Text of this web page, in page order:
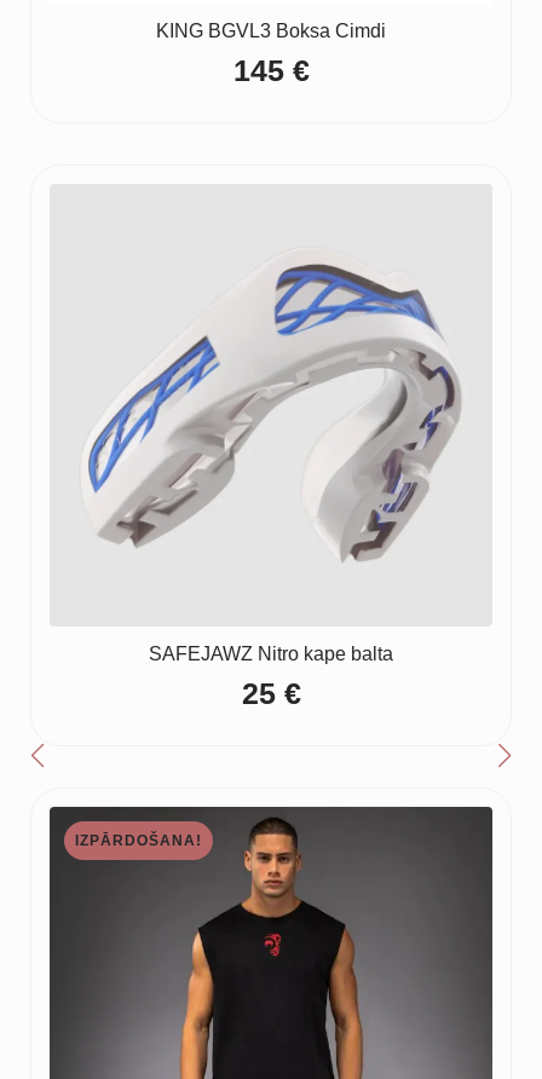
KING BGVL3 Boksa Cimdi
145 €
SAFEJAWZ Nitro kape balta
25 €
IZPĀRDOŠANA!